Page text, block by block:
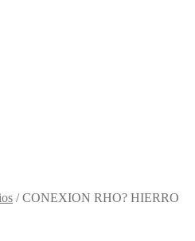
/CONEXION RHO? HIERRO